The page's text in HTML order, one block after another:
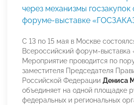
через механизмы
форуме-выставке
С 13 по 15 мая в Москве
Всероссийский форум-
Мероприятие проводится по
заместителя Председателя
Российской Федерации Дениса
объединяет на одной площадке
федеральных и региональных